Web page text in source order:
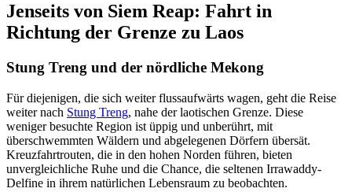
Jenseits von Siem Reap: Fahrt in
Richtung der Grenze zu Laos
Stung Treng und der nördliche Mekong
Für diejenigen, die sich weiter flussaufwärts wagen, geht die Reise
weiter nach Stung Treng, nahe der laotischen Grenze. Diese
weniger besuchte Region ist üppig und unberührt, mit
überschwemmten Wäldern und abgelegenen Dörfern übersät.
Kreuzfahrtrouten, die in den hohen Norden führen, bieten
unvergleichliche Ruhe und die Chance, die seltenen Irrawaddy-
Delfine in ihrem natürlichen Lebensraum zu beobachten.